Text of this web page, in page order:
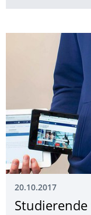
20.10.2017
Studierende